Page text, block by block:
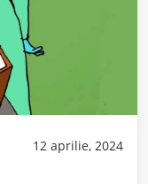
12 aprilie, 2024